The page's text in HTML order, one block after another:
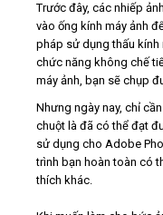
Liên hệ - Đăng ký
Trước đây, các nhiếp
vào ống kính máy ảnh
pháp sử dụng thấu
chức năng không chế
máy ảnh, bạn sẽ chụp
Nhưng ngày nay, chỉ
chuột là đã có thể đạt
sử dụng cho Adobe
trình bạn hoàn toàn có
thích khác.